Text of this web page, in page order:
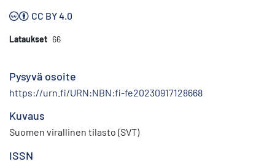
CC BY 4.0
Lataukset 66
Pysyvä osoite
https://urn.fi/URN:NBN:fi-fe20230917128668
Kuvaus
Suomen virallinen tilasto (SVT)
ISSN